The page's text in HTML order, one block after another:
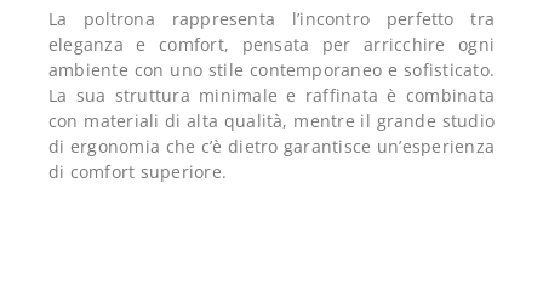
La poltrona rappresenta l’incontro perfetto tra
eleganza e comfort, pensata per arricchire ogni
ambiente con uno stile contemporaneo e sofisticato.
La sua struttura minimale e raffinata è combinata
con materiali di alta qualità, mentre il grande studio
di ergonomia che c’è dietro garantisce un’esperienza
di comfort superiore.